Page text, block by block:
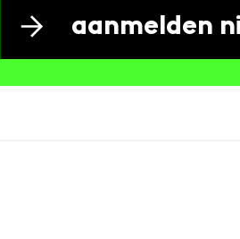
aanmelden